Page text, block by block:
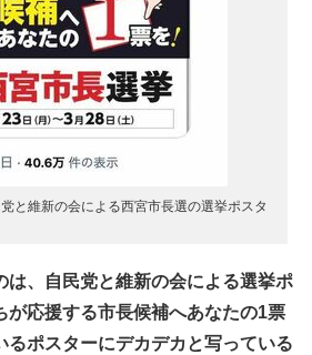
と維新の会による西宮市長選の選挙ポスタ
は、自民党と維新の会による選挙ポ
が応援する市長候補へあなたの1票
るポスターにデカデカと写っている